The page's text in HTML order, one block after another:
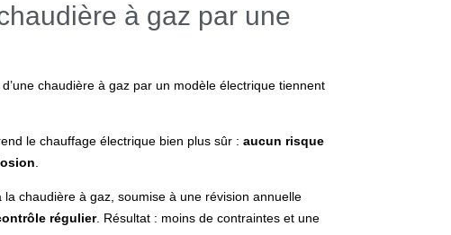
à gaz par une
chaudière à gaz par un modèle électriquetiennent
le chauffage électrique bien plus sûr : aucun risque
chaudière à gaz, soumise à une révision annuelle
régulier. Résultat : moins de contraintes et une